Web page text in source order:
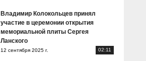
Владимир Колокольцев принял
участие в церемонии открытия
мемориальной плиты Сергея
Ланского
12 сентября 2025 г. 02:11